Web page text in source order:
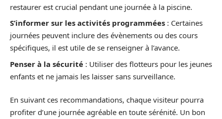
restaurer est crucial pendant une journée à la piscine.
S’informer sur les activités programmées : Certaines
journées peuvent inclure des évènements ou des cours
spécifiques, il est utile de se renseigner à l’avance.
Penser à la sécurité : Utiliser des flotteurs pour les jeunes
enfants et ne jamais les laisser sans surveillance.
En suivant ces recommandations, chaque visiteur pourra
profiter d’une journée agréable en toute sérénité. Un bon